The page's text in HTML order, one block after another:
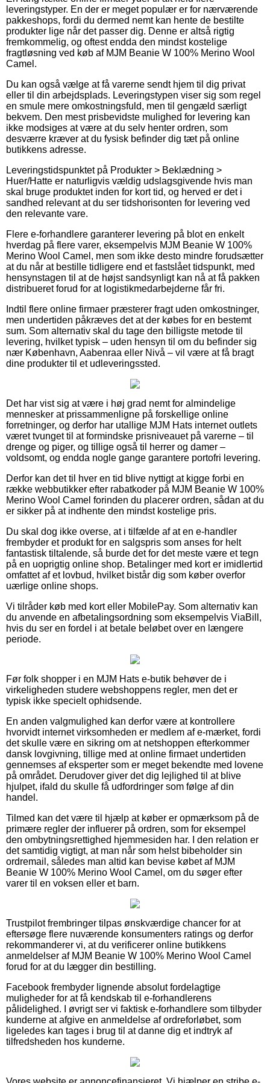
leveringstyper. En der er meget populær er for nærværende
pakkeshops, fordi du dermed nemt kan hente de bestilte
produkter lige når det passer dig. Denne er altså rigtig
fremkommelig, og oftest endda den mindst kostelige
fragtløsning ved køb af MJM Beanie W 100% Merino Wool
Camel.
Du kan også vælge at få varerne sendt hjem til dig privat
eller til din arbejdsplads. Leveringstypen viser sig som regel
en smule mere omkostningsfuld, men til gengæld særligt
bekvem. Den mest prisbevidste mulighed for levering kan
ikke modsiges at være at du selv henter ordren, som
desværre kræver at du fysisk befinder dig tæt på online
butikkens adresse.
Leveringstidspunktet på Produkter > Beklædning >
Huer/Hatte er naturligvis vældig udslagsgivende hvis man
skal bruge produktet inden for kort tid, og herved er det i
sandhed relevant at du ser tidshorisonten for levering ved
den relevante vare.
Flere e-forhandlere garanterer levering på blot en enkelt
hverdag på flere varer, eksempelvis MJM Beanie W 100%
Merino Wool Camel, men som ikke desto mindre forudsætter
at du når at bestille tidligere end et fastslået tidspunkt, med
hensynstagen til at de højst sandsynligt kan nå at få pakken
distribueret forud for at logistikmedarbejderne får fri.
Indtil flere online firmaer præsterer fragt uden omkostninger,
men undertiden påkræves det at der købes for en bestemt
sum. Som alternativ skal du tage den billigste metode til
levering, hvilket typisk – uden hensyn til om du befinder sig
nær København, Aabenraa eller Nivå – vil være at få bragt
dine produkter til et udleveringssted.
Det har vist sig at være i høj grad nemt for almindelige
mennesker at prissammenligne på forskellige online
forretninger, og derfor har utallige MJM Hats internet outlets
været tvunget til at formindske prisniveauet på varerne – til
drenge og piger, og tillige også til herrer og damer –
voldsomt, og endda nogle gange garantere portofri levering.
Derfor kan det til hver en tid blive nyttigt at kigge forbi en
række webbutikker efter rabatkoder på MJM Beanie W 100%
Merino Wool Camel forinden du placerer ordren, sådan at du
er sikker på at indhente den mindst kostelige pris.
Du skal dog ikke overse, at i tilfælde af at en e-handler
frembyder et produkt for en salgspris som anses for helt
fantastisk tiltalende, så burde det for det meste være et tegn
på en uoprigtig online shop. Betalinger med kort er imidlertid
omfattet af et lovbud, hvilket bistår dig som køber overfor
uærlige online shops.
Vi tilråder køb med kort eller MobilePay. Som alternativ kan
du anvende en afbetalingsordning som eksempelvis ViaBill,
hvis du ser en fordel i at betale beløbet over en længere
periode.
Før folk shopper i en MJM Hats e-butik behøver de i
virkeligheden studere webshoppens regler, men det er
typisk ikke specielt ophidsende.
En anden valgmulighed kan derfor være at kontrollere
hvorvidt internet virksomheden er medlem af e-mærket, fordi
det skulle være en sikring om at netshoppen efterkommer
dansk lovgivning, tillige med at online firmaet undertiden
gennemses af eksperter som er meget bekendte med lovene
på området. Derudover giver det dig lejlighed til at blive
hjulpet, ifald du skulle få udfordringer som følge af din
handel.
Tilmed kan det være til hjælp at køber er opmærksom på de
primære regler der influerer på ordren, som for eksempel
den ombytningsrettighed hjemmesiden har. I den relation er
det samtidig vigtigt, at man når som helst bibeholder sin
ordremail, således man altid kan bevise købet af MJM
Beanie W 100% Merino Wool Camel, om du søger efter
varer til en voksen eller et barn.
Trustpilot frembringer tilpas ønskværdige chancer for at
eftersøge flere nuværende konsumenters ratings og derfor
rekommanderer vi, at du verificerer online butikkens
anmeldelser af MJM Beanie W 100% Merino Wool Camel
forud for at du lægger din bestilling.
Facebook frembyder lignende absolut fordelagtige
muligheder for at få kendskab til e-forhandlerens
pålidelighed. I øvrigt ser vi faktisk e-forhandlere som tilbyder
kunderne at afgive en anmeldelse af ordreforløbet, som
ligeledes kan tages i brug til at danne dig et indtryk af
tilfredsheden hos kunderne.